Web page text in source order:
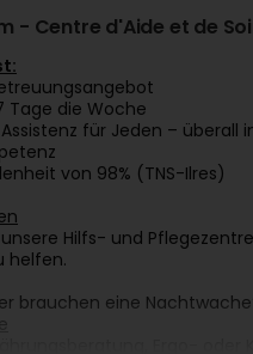
- Centre d'Aide et de
Tage die Woche
für Jeden – überall
von 98% (TNS-Ilres)
Hilfs- und
helfen.
brauchen eine